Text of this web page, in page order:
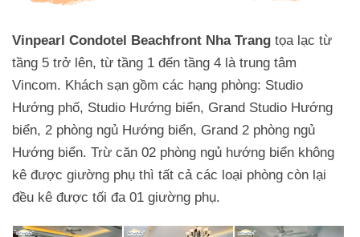
Vinpearl Condotel Beachfront Nha Trang tọa lạc từ
tầng 5 trở lên, từ tầng 1 đến tầng 4 là trung tâm
Vincom. Khách sạn gồm các hạng phòng: Studio
Hướng phố, Studio Hướng biển, Grand Studio Hướng
biển, 2 phòng ngủ Hướng biển, Grand 2 phòng ngủ
Hướng biển. Trừ căn 02 phòng ngủ hướng biển không
kê được giường phụ thì tất cả các loại phòng còn lại
đều kê được tối đa 01 giường phụ.